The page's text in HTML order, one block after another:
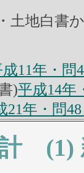
土地白書
11年・問
)平成14年
21年・問
(1)